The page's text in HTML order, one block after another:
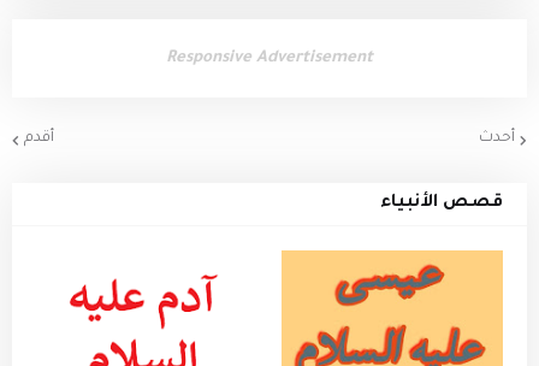
Responsive Advertisement
أحدث أقدم
قصص الأنبياء